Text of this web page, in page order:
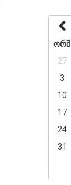
ორშ
27
3
10
17
24
31